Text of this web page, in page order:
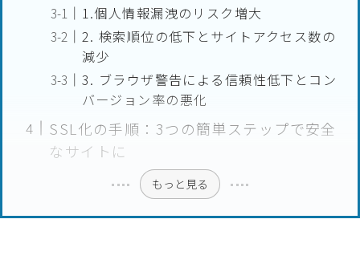
1.個人情報漏洩のリスク増大
2. 検索順位の低下とサイトアクセス数の
減少
3. ブラウザ警告による信頼性低下とコン
バージョン率の悪化
SSL化の手順：3つの簡単ステップで安全
なサイトに
もっと見る